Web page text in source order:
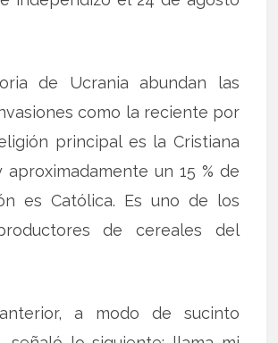
de Ucrania abundan las
como la reciente por
principal es la Cristiana
aproximadamente un 15 % de
es Católica. Es uno de los
de cereales del
a modo de sucinto